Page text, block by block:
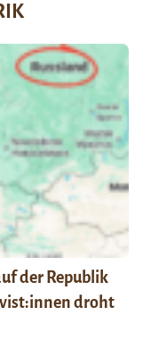
der Republik
droht